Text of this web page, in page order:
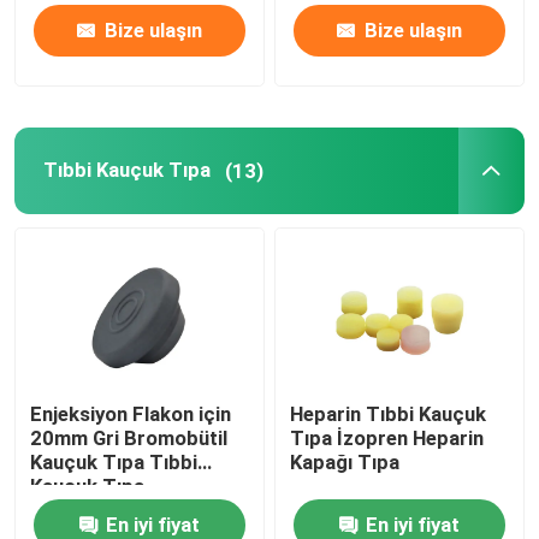
Butil Kauçuk Tıpa
Önceden Doldurulmuş Şırınga Parçaları
Tıbbi Silikon Tüp
Drenaj Tüpü
Üriner Kateter Aksesuarları
İnfüzyon Tüpü
Bize ulaşın Bize ulaşın
Tıbbi Kauçuk Tıpa (13)
Enjeksiyon Flakon için
20mm Gri Bromobütil
Kauçuk Tıpa Tıbbi
Kauçuk Tıpa
En iyi fiyat
Heparin Tıbbi Kauçuk
Tıpa İzopren Heparin
Kapağı Tıpa
En iyi fiyat